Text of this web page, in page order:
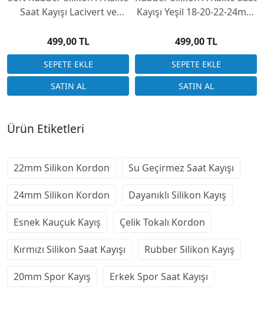
Saat Kayışı Lacivert ve
24mm
499,00 TL
Kayışı Yeşil 18-20-22-24mm
499,00 TL
Ürün Etiketleri
22mm Silikon Kordon Su Geçirmez Saat Kayışı
24mm Silikon Kordon Dayanıklı Silikon Kayış
Esnek Kauçuk Kayış Çelik Tokalı Kordon
Kırmızı Silikon Saat Kayışı Rubber Silikon Kayış
20mm Spor Kayış Erkek Spor Saat Kayışı